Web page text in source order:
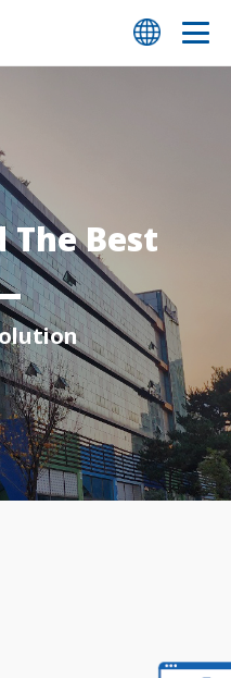
개
량
션
원
청
용
길
The Best